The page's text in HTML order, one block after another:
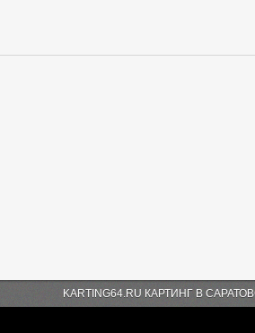
KARTING64.RU КАРТИНГ В